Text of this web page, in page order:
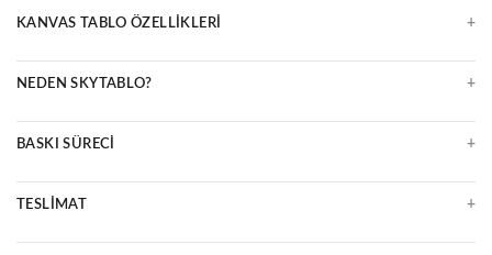
KANVAS TABLO ÖZELLIKLERI +
Çerçeveli veya çerçevesiz seçenekler
Uzun ömürlü ve kolay temizlenir
NEDEN SKYTABLO? +
Ücretsiz kargo, güvenli paketleme
14 gün kolay iade
BASKI SÜRECI +
Çizilmeye karşı dirençli yüzey
TESLIMAT +